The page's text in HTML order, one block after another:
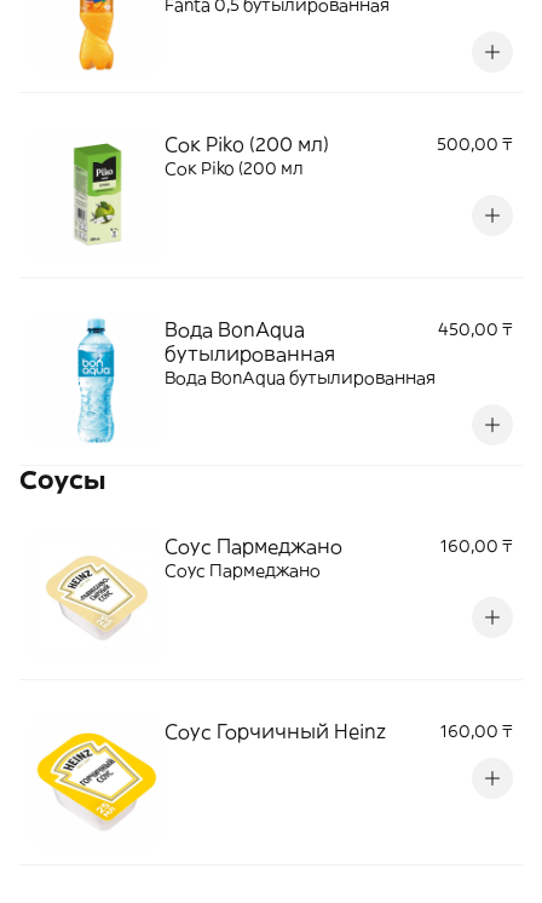
Fanta 0,5 бутылированная
Сок Piko (200 мл)
500,00 ₸
Сок Piko (200 мл
Вода BonAqua
бутылированная
450,00 ₸
Вода BonAqua бутылированная
Соусы
Соус Пармеджано
160,00 ₸
Соус Пармеджано
Соус Горчичный Heinz 160,00 ₸